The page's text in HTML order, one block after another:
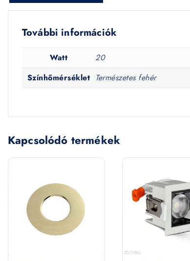
További információk
Watt
20
Színhőmérséklet Természetes fehér
Kapcsolódó termékek